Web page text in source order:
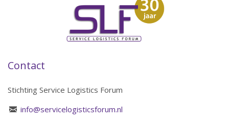
Contact
Stichting Service Logistics Forum
info@servicelogisticsforum.nl